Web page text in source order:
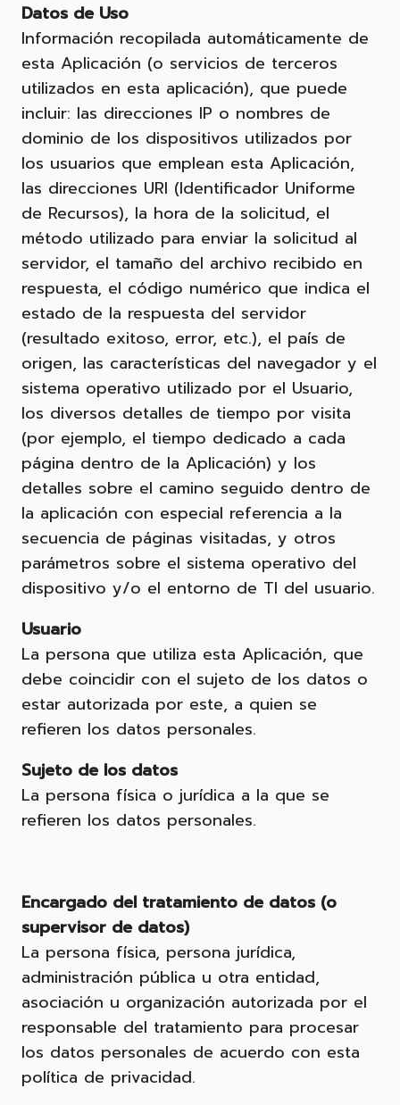
Datos de Uso
Información recopilada automáticamente de
esta Aplicación (o servicios de terceros
utilizados en esta aplicación), que puede
incluir: las direcciones IP o nombres de
dominio de los dispositivos utilizados por
los usuarios que emplean esta Aplicación,
las direcciones URI (Identificador Uniforme
de Recursos), la hora de la solicitud, el
método utilizado para enviar la solicitud al
servidor, el tamaño del archivo recibido en
respuesta, el código numérico que indica el
estado de la respuesta del servidor
(resultado exitoso, error, etc.), el país de
origen, las características del navegador y el
sistema operativo utilizado por el Usuario,
los diversos detalles de tiempo por visita
(por ejemplo, el tiempo dedicado a cada
página dentro de la Aplicación) y los
detalles sobre el camino seguido dentro de
la aplicación con especial referencia a la
secuencia de páginas visitadas, y otros
parámetros sobre el sistema operativo del
dispositivo y/o el entorno de TI del usuario.
Usuario
La persona que utiliza esta Aplicación, que
debe coincidir con el sujeto de los datos o
estar autorizada por este, a quien se
refieren los datos personales.
Sujeto de los datos
La persona física o jurídica a la que se
refieren los datos personales.
Encargado del tratamiento de datos (o
supervisor de datos)
La persona física, persona jurídica,
administración pública u otra entidad,
asociación u organización autorizada por el
responsable del tratamiento para procesar
los datos personales de acuerdo con esta
política de privacidad.